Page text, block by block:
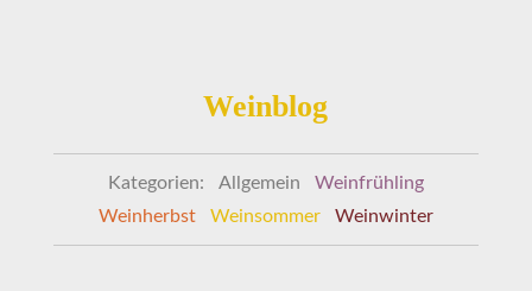
Weinblog
Kategorien: Allgemein
Weinfrühling
Weinherbst
Weinsommer Weinwinter